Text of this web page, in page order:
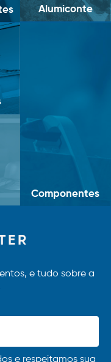
Alumiconte
Componentes
e tudo sobre a
e respeitamos sua